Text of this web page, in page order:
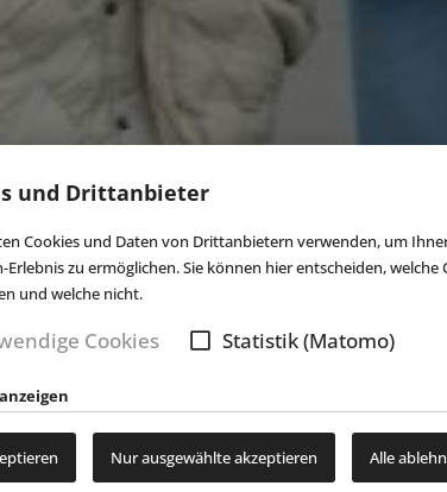
und Drittanbieter
Cookies und Daten von Drittanbietern verwenden, um
Erlebnis zu ermöglichen. Sie können hier entscheiden,
und welche nicht.
Cookies Statistik (Matomo)
Nur ausgewählte akzeptieren Alle
Sepe
hat kürzlich einen
Übernahme der Firmenanteile seiner Schwester
dem 1. April 2017 alleiniger Inhaber des beliebten
die Tochter des Gründerehepaares PaoloundLia